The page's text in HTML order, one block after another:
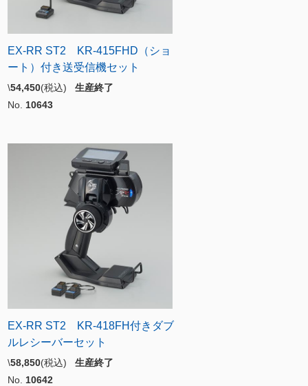
EX-RR ST2 KR-415FHD（ショ
ート）付き送受信機セット
\54,450(税込) 生産終了
No. 10643
EX-RR ST2 KR-418FH付きダブ
ルレシーバーセット
\58,850(税込) 生産終了
No. 10642